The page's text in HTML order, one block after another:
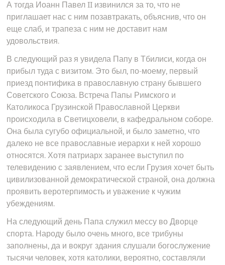
А тогда Иоанн Павел II извинился за то, что не
приглашает нас с ним позавтракать, объяснив, что он
еще слаб, и трапеза с ним не доставит нам
удовольствия.
В следующий раз я увидела Папу в Тбилиси, когда он
прибыл туда с визитом. Это был, по-моему, первый
приезд понтифика в православную страну бывшего
Советского Союза. Встреча Папы Римского и
Католикоса Грузинской Православной Церкви
происходила в Светицховели, в кафедральном соборе.
Она была сугубо официальной, и было заметно, что
далеко не все православные иерархи к ней хорошо
относятся. Хотя патриарх заранее выступил по
телевидению с заявлением, что если Грузия хочет быть
цивилизованной демократической страной, она должна
проявить веротерпимость и уважение к чужим
убеждениям.
На следующий день Папа служил мессу во Дворце
спорта. Народу было очень много, все трибуны
заполнены, да и вокруг здания слушали богослужение
тысячи человек, хотя католики, вероятно, составляли